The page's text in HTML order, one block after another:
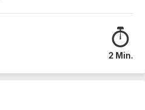
2 Min.